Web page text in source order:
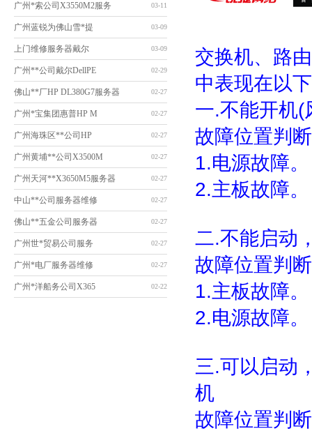
广州*索公司X3550M2服务 03-11
广州蓝锐为佛山雪*提 03-09
上门维修服务器戴尔 03-09
广州**公司戴尔DellPE 02-29
佛山**厂HP DL380G7服务器 02-27
广州*宝集团惠普HP M 02-27
广州海珠区**公司HP 02-27
广州黄埔**公司X3500M 02-27
广州天河**X3650M5服务器 02-27
中山**公司服务器维修 02-27
佛山**五金公司服务器 02-27
广州世*贸易公司服务 02-27
广州*电厂服务器维修 02-27
广州*洋船务公司X365 02-22
交换机、路
中表现在以
一.不能开机(
故障位置判
1.电源故障。
2.主板故障。
二.不能启动
故障位置判
1.主板故障。
2.电源故障。
三.可以启动
机
故障位置判